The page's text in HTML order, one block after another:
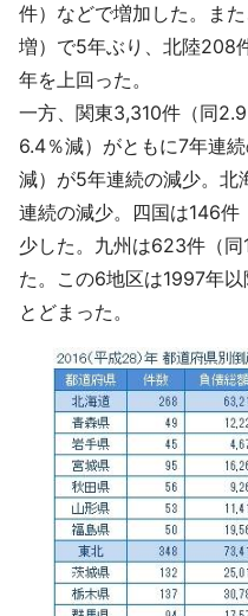
件）などで増加した。ま
増）で5年ぶり、北陸208
年を上回った。
一方、関東3,310件（同
6.4％減）がともに7年連
減）が5年連続の減少。
連続の減少。四国は146
少した。九州は623件（
た。この6地区は1997年
とどまった。